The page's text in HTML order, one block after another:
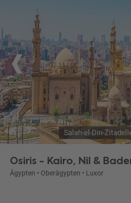
Salah-el-Din-
Osiris - Kairo, Nil &
Ägypten • Oberägypten • Luxor